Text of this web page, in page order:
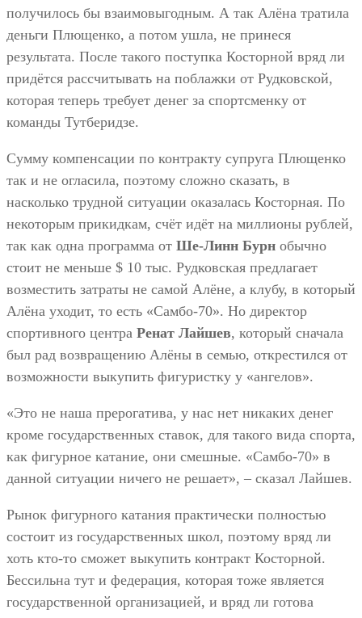
получилось бы взаимовыгодным. А так Алёна тратила
деньги Плющенко, а потом ушла, не принеся
результата. После такого поступка Косторной вряд ли
придётся рассчитывать на поблажки от Рудковской,
которая теперь требует денег за спортсменку от
команды Тутберидзе.
Сумму компенсации по контракту супруга Плющенко
так и не огласила, поэтому сложно сказать, в
насколько трудной ситуации оказалась Косторная. По
некоторым прикидкам, счёт идёт на миллионы рублей,
так как одна программа от Ше-Линн Бурн обычно
стоит не меньше $ 10 тыс. Рудковская предлагает
возместить затраты не самой Алёне, а клубу, в который
Алёна уходит, то есть «Самбо-70». Но директор
спортивного центра Ренат Лайшев, который сначала
был рад возвращению Алёны в семью, открестился от
возможности выкупить фигуристку у «ангелов».
«Это не наша прерогатива, у нас нет никаких денег
кроме государственных ставок, для такого вида спорта,
как фигурное катание, они смешные. «Самбо-70» в
данной ситуации ничего не решает», – сказал Лайшев.
Рынок фигурного катания практически полностью
состоит из государственных школ, поэтому вряд ли
хоть кто-то сможет выкупить контракт Косторной.
Бессильна тут и федерация, которая тоже является
государственной организацией, и вряд ли готова